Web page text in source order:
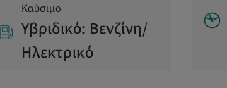
Καύσιμο
Υβριδικό: Βενζίνη/
Ηλεκτρικό